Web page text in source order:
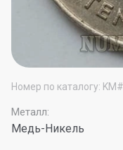
Номер по каталогу:
Металл:
Медь-Никель